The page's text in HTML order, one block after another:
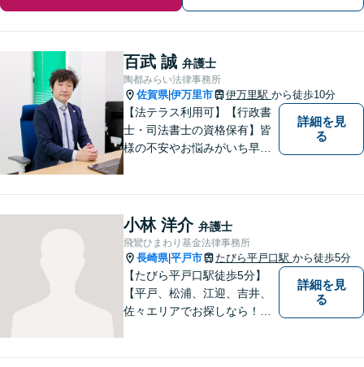
百武 誠 弁護士
陶都みらい法律事務所
佐賀県|伊万里市 伊万里駅 から徒歩10分
【法テラス利用可】【行政書
士・司法書士の資格保有】皆
様の不安やお悩みがいち早く
たします。また、依頼者様が
お悩みを話しやすい環境作り
を心がけております。
詳細を見
る
小林 洋介 弁護士
飛鸞ひまわり基金法律事務所
長崎県|平戸市 たびら平戸口駅 から徒歩5分
【たびら平戸口駅徒歩5分】
【平戸、松浦、江迎、吉井、
佐々エリアでお探しなら！】
詳細を見
る